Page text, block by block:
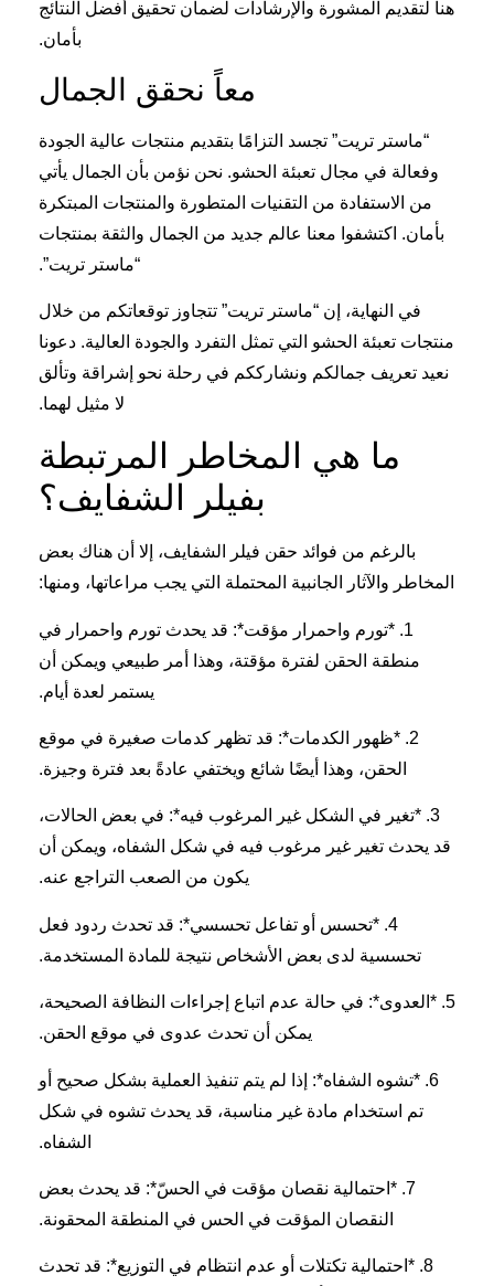
هنا لتقديم المشورة والإرشادات لضمان تحقيق أفضل النتائج
بأمان.
معاً نحقق الجمال
“ماستر تريت” تجسد التزامًا بتقديم منتجات عالية الجودة
وفعالة في مجال تعبئة الحشو. نحن نؤمن بأن الجمال يأتي
من الاستفادة من التقنيات المتطورة والمنتجات المبتكرة
بأمان. اكتشفوا معنا عالم جديد من الجمال والثقة بمنتجات
“ماستر تريت”.
في النهاية، إن “ماستر تريت” تتجاوز توقعاتكم من خلال
منتجات تعبئة الحشو التي تمثل التفرد والجودة العالية. دعونا
نعيد تعريف جمالكم ونشارككم في رحلة نحو إشراقة وتألق
لا مثيل لهما.
ما هي المخاطر المرتبطة
بفيلر الشفايف؟
بالرغم من فوائد حقن فيلر الشفايف، إلا أن هناك بعض
المخاطر والآثار الجانبية المحتملة التي يجب مراعاتها، ومنها:
1. *تورم واحمرار مؤقت*: قد يحدث تورم واحمرار في
منطقة الحقن لفترة مؤقتة، وهذا أمر طبيعي ويمكن أن
يستمر لعدة أيام.
2. *ظهور الكدمات*: قد تظهر كدمات صغيرة في موقع
الحقن، وهذا أيضًا شائع ويختفي عادةً بعد فترة وجيزة.
3. *تغير في الشكل غير المرغوب فيه*: في بعض الحالات،
قد يحدث تغير غير مرغوب فيه في شكل الشفاه، ويمكن أن
يكون من الصعب التراجع عنه.
4. *تحسس أو تفاعل تحسسي*: قد تحدث ردود فعل
تحسسية لدى بعض الأشخاص نتيجة للمادة المستخدمة.
5. *العدوى*: في حالة عدم اتباع إجراءات النظافة الصحيحة،
يمكن أن تحدث عدوى في موقع الحقن.
6. *تشوه الشفاه*: إذا لم يتم تنفيذ العملية بشكل صحيح أو
تم استخدام مادة غير مناسبة، قد يحدث تشوه في شكل
الشفاه.
7. *احتمالية نقصان مؤقت في الحسّ*: قد يحدث بعض
النقصان المؤقت في الحس في المنطقة المحقونة.
8. *احتمالية تكتلات أو عدم انتظام في التوزيع*: قد تحدث